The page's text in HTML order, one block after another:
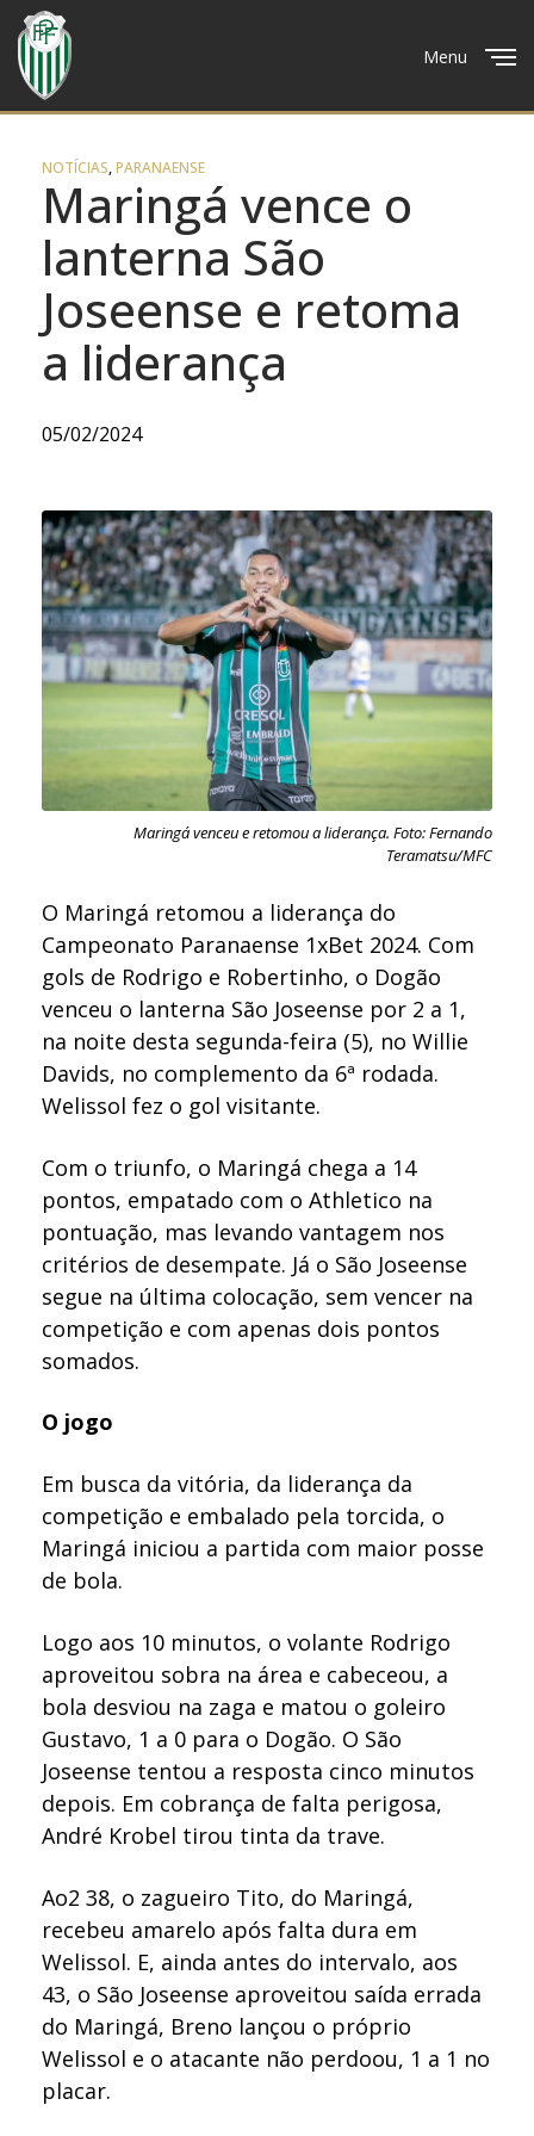
Menu
NOTÍCIAS,PARANAENSE
Maringá vence o
lanterna São
Joseense e retoma
a liderança
05/02/2024
Maringá venceu e retomou a liderança. Foto: Fernando
Teramatsu/MFC
O Maringá retomou a liderança do
Campeonato Paranaense 1xBet 2024. Com
gols de Rodrigo e Robertinho, o Dogão
venceu o lanterna São Joseense por 2 a 1,
na noite desta segunda-feira (5), no Willie
Davids, no complemento da 6ª rodada.
Welissol fez o gol visitante.
Com o triunfo, o Maringá chega a 14
pontos, empatado com o Athletico na
pontuação, mas levando vantagem nos
critérios de desempate. Já o São Joseense
segue na última colocação, sem vencer na
competição e com apenas dois pontos
somados.
O jogo
Em busca da vitória, da liderança da
competição e embalado pela torcida, o
Maringá iniciou a partida com maior posse
de bola.
Logo aos 10 minutos, o volante Rodrigo
aproveitou sobra na área e cabeceou, a
bola desviou na zaga e matou o goleiro
Gustavo, 1 a 0 para o Dogão. O São
Joseense tentou a resposta cinco minutos
depois. Em cobrança de falta perigosa,
André Krobel tirou tinta da trave.
Ao2 38, o zagueiro Tito, do Maringá,
recebeu amarelo após falta dura em
Welissol. E, ainda antes do intervalo, aos
43, o São Joseense aproveitou saída errada
do Maringá, Breno lançou o próprio
Welissol e o atacante não perdoou, 1 a 1 no
placar.